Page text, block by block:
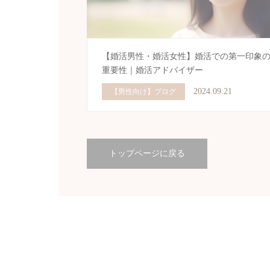
【婚活男性・婚活女性】婚活での第一印象の
重要性｜婚活アドバイザー
【男性向け】ブログ 2024.09.21
トップページに戻る